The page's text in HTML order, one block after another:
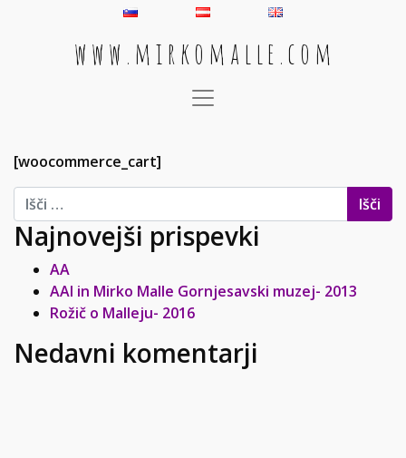
w w w . m i r k o m a l l e . c o m
Main Navigation
[woocommerce_cart]
Išči:
Najnovejši prispevki
AA
AAI in Mirko Malle Gornjesavski muzej- 2013
Rožič o Malleju- 2016
Nedavni komentarji